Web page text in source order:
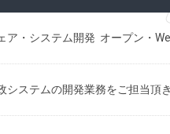
ア・システム開発 オープン・
システムの開発業務をご担当頂き